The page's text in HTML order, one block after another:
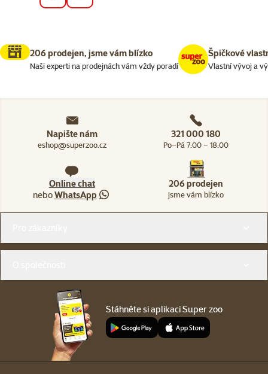
206 prodejen, jsme vám blízko
Naši experti na prodejnách vám vždy poradí
Špičkové
Vlastní vývoj a
Napište nám
eshop@superzoo.cz
321 000 180
Po–Pá 7:00 – 18:00
Online chat
neboWhatsApp
206 prodejen
jsme vám blízko
Stáhněte si aplikaci Super zoo